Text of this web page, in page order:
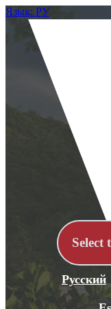
Язык: РУ
Select
Русский